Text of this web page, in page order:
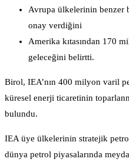
Avrupa ülkelerinin benzer
onay verdiğini
Amerika kıtasından 170
geleceğini belirtti.
Birol, IEA’nın 400 milyon varil
küresel enerji ticaretinin
bulundu.
IEA üye ülkelerinin stratejik
dünya petrol piyasalarında